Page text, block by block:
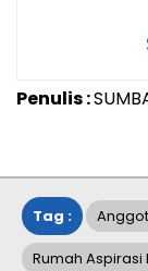
Penulis :
Tag :
Rumah Aspirasi